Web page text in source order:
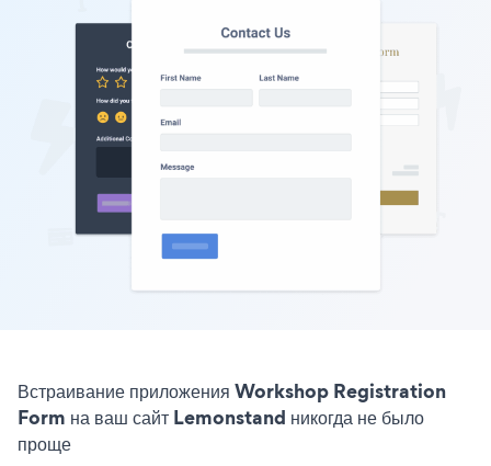
Встраивание приложения Workshop Registration
Form на ваш сайт Lemonstand никогда не было
проще